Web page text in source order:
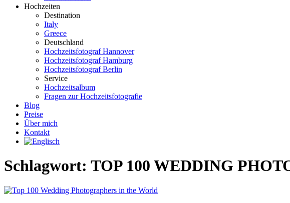
Hochzeiten
Destination
Italy
Greece
Deutschland
Hochzeitsfotograf Hannover
Hochzeitsfotograf Hamburg
Hochzeitsfotograf Berlin
Service
Hochzeitsalbum
Fragen zur Hochzeitsfotografie
Blog
Preise
Über mich
Kontakt
Schlagwort: TOP 100 WEDDING